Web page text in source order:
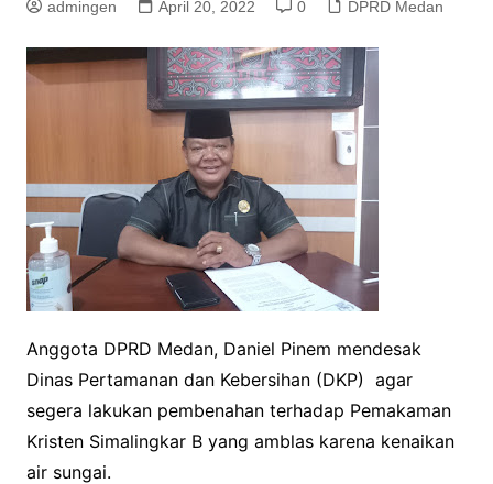
admingen April 20, 2022 0 DPRD Medan
Anggota DPRD Medan, Daniel Pinem mendesak
Dinas Pertamanan dan Kebersihan (DKP) agar
segera lakukan pembenahan terhadap Pemakaman
Kristen Simalingkar B yang amblas karena kenaikan
air sungai.